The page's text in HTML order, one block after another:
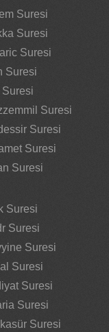
Suresi
Suresi
Suresi
Suresi
Suresi
Suresi
Suresi
Suresi
Suresi
Suresi
Suresi
Suresi
Suresi
Suresi
Suresi